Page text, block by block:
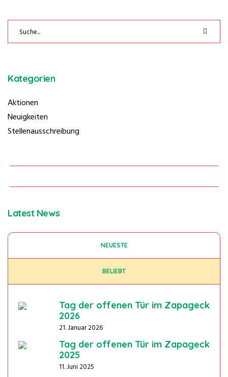
Kategorien
Aktionen
Neuigkeiten
Stellenausschreibung
Latest News
NEUESTE
BELIEBT
Tag der offenen Tür im Zapageck
2026
21. Januar 2026
Tag der offenen Tür im Zapageck
2025
11. Juni 2025